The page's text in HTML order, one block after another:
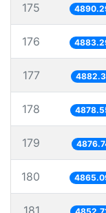
175
176
177
178
179
180
181